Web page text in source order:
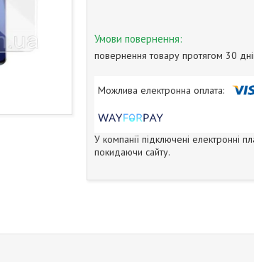
повернення товару протягом 30
У компанії підключені електронні
покидаючи сайту.